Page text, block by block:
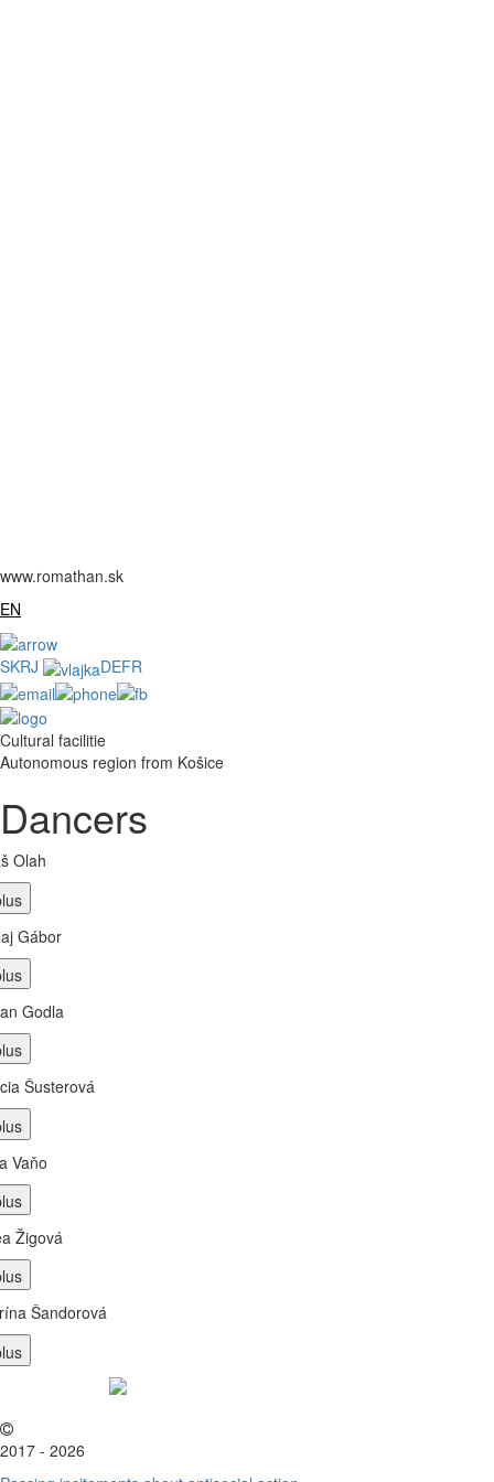
www.romathan.sk
EN
SKRJ DEFR
Cultural facilitie
Autonomous region from Košice
Dancers
Olah
Gábor
Godla
Šusterová
Vaňo
Žigová
Šandorová
2017 - 2026